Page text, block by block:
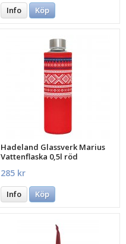
Info Köp
Hadeland Glassverk Marius
Vattenflaska 0,5l röd
285 kr
Info Köp